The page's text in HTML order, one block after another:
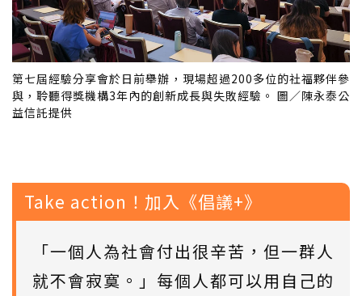
第七屆經驗分享會於日前舉辦，現場超過200多位的社福夥伴參
與，聆聽得獎機構3年內的創新成長與失敗經驗。 圖／陳永泰公
益信託提供
Take action！加入《倡議+》
「一個人為社會付出很辛苦，但一群人
就不會寂寞。」每個人都可以用自己的